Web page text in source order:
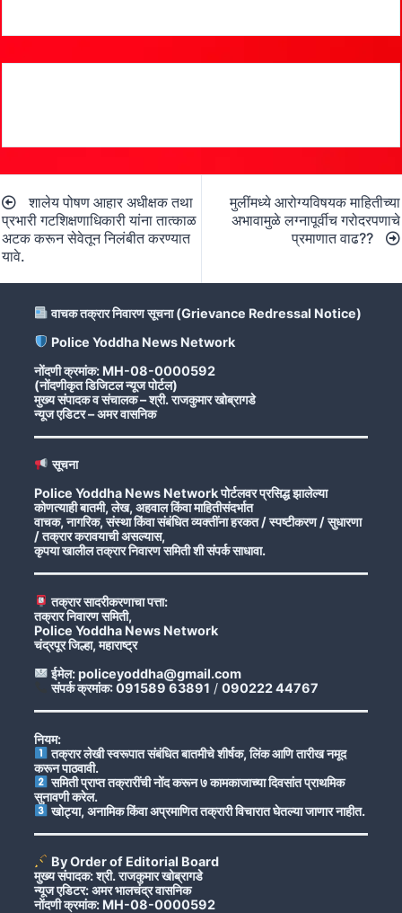
navigation
शालेय पोषण आहार अधीक्षक तथा
प्रभारी गटशिक्षणाधिकारी यांना तात्काळ
अटक करून सेवेतून निलंबीत करण्यात
यावे.
मुलींमध्ये आरोग्यविषयक माहितीच्या
अभावामुळे लग्नापूर्वीच गरोदरपणाचे
प्रमाणात वाढ??
वाचक तक्रार निवारण सूचना (Grievance Redressal Notice)
Police Yoddha News Network
नोंदणी क्रमांक: MH-08-0000592
(नोंदणीकृत डिजिटल न्यूज पोर्टल)
मुख्य संपादक व संचालक – श्री. राजकुमार खोब्रागडे
न्यूज एडिटर – अमर वासनिक
सूचना
Police Yoddha News Network पोर्टलवर प्रसिद्ध झालेल्या
कोणत्याही बातमी, लेख, अहवाल किंवा माहितीसंदर्भात
वाचक, नागरिक, संस्था किंवा संबंधित व्यक्तींना हरकत / स्पष्टीकरण / सुधारणा
/ तक्रार करावयाची असल्यास,
कृपया खालील तक्रार निवारण समिती शी संपर्क साधावा.
तक्रार सादरीकरणाचा पत्ता:
तक्रार निवारण समिती,
Police Yoddha News Network
चंद्रपूर जिल्हा, महाराष्ट्र
ईमेल: policeyoddha@gmail.com
संपर्क क्रमांक: 091589 63891 / 090222 44767
नियम:
तक्रार लेखी स्वरूपात संबंधित बातमीचे शीर्षक, लिंक आणि तारीख नमूद
करून पाठवावी.
समिती प्राप्त तक्रारींची नोंद करून ७ कामकाजाच्या दिवसांत प्राथमिक
सुनावणी करेल.
खोट्या, अनामिक किंवा अप्रमाणित तक्रारी विचारात घेतल्या जाणार नाहीत.
By Order of Editorial Board
मुख्य संपादक: श्री. राजकुमार खोब्रागडे
न्यूज एडिटर: अमर भालचंद्र वासनिक
नोंदणी क्रमांक: MH-08-0000592